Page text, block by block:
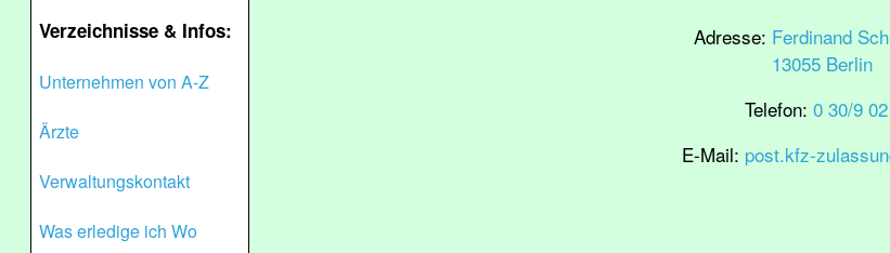
Verzeichnisse & Infos:
Unternehmen von A-Z
Ärzte
Verwaltungskontakt
Was erledige ich Wo
Adresse: Ferdinand
13055 Berlin
Telefon: 0 30/9
E-Mail: post.kfz-